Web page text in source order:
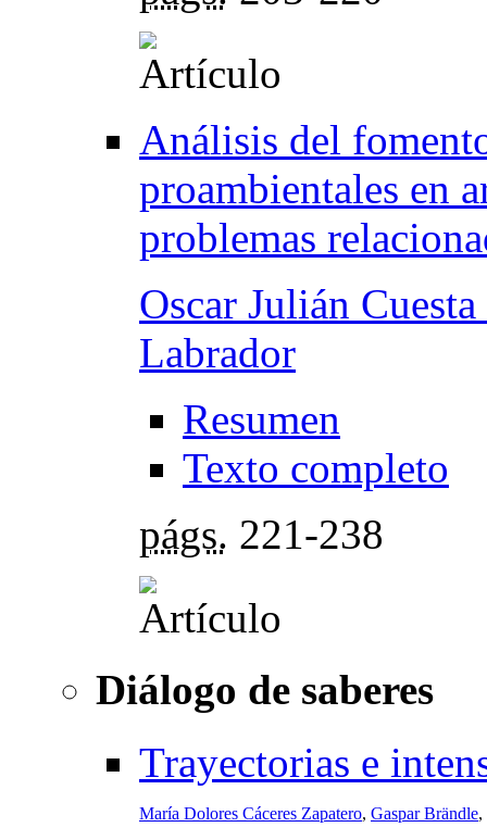
Análisis del
proambientales en
problemas
Oscar Julián
Labrador
Resumen
Texto completo
págs. 221-238
Diálogo de saberes
Trayectorias e
María Dolores Cáceres Zapatero, Gaspar Brändle,